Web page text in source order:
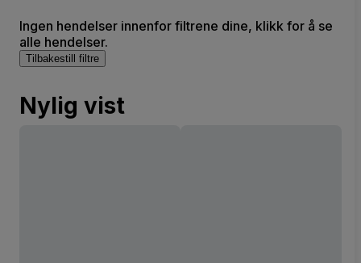
Ingen hendelser innenfor filtrene dine, klikk for å se
alle hendelser.
Tilbakestill filtre
Nylig vist